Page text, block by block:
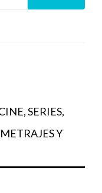
SERIES,
Y